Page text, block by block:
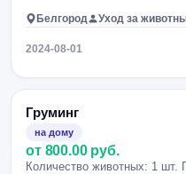
Белгород Уход за
2024-08-01
Груминг
на дому
от 800.00 руб.
Количество животных: 1 шт.